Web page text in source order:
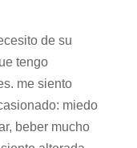
de su
tengo
me siento
miedo
beber mucho